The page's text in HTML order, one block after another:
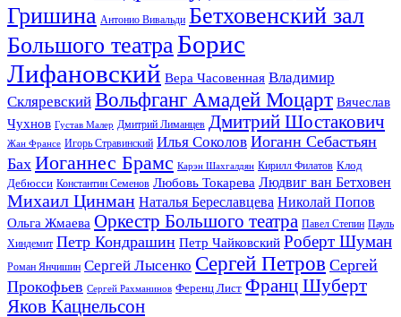
Гришина Антонио Вивальди Бетховенский зал
Большого театраБорис
Лифановский Вера Часовенная Владимир
Скляревский Вольфганг Амадей Моцарт Вячеслав
Чухнов Густав Малер Дмитрий Лиманцев Дмитрий Шостакович
Жан Франсе Игорь Стравинский Илья Соколов Иоганн Себастьян
Бах Иоганнес Брамс Карэн Шахгалдян Кирилл Филатов Клод
Дебюсси Константин Семенов Любовь Токарева Людвиг ван Бетховен
Михаил Цинман Наталья Береславцева Николай Попов
Ольга Жмаева Оркестр Большого театра Павел Степин Пауль
Хиндемит Петр Кондрашин Петр Чайковский Роберт Шуман
Роман Янчишин Сергей Лысенко Сергей Петров Сергей
Прокофьев Сергей Рахманинов Ференц Лист Франц Шуберт
Яков Кацнельсон